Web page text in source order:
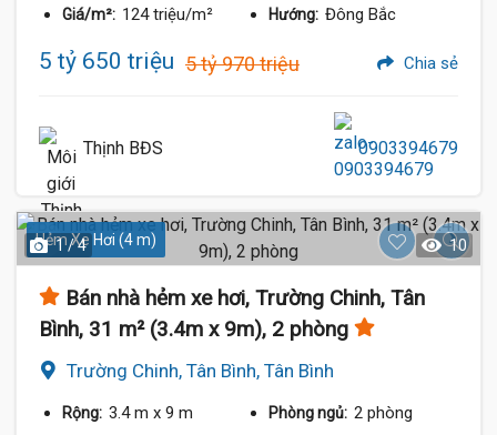
Giá/m²: 124 triệu/m² Hướng: Đông Bắc
5 tỷ 650 triệu 5 tỷ 970 triệu Chia sẻ
Thịnh BĐS 0903394679
Hẻm Xe Hơi (4 m)
1 / 4 10
Bán nhà hẻm xe hơi, Trường Chinh, Tân
Bình, 31 m² (3.4m x 9m), 2 phòng
Trường Chinh, Tân Bình, Tân Bình
Rộng: 3.4 m x 9 m Phòng ngủ: 2 phòng